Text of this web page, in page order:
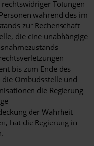
Tötungen
während des im
zur Rechenschaft
die eine unabhängige
bis zum Ende des
Ombudsstelle und
die Regierung
der Wahrheit
hat die Regierung in